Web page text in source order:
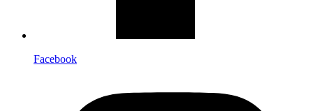
Facebook